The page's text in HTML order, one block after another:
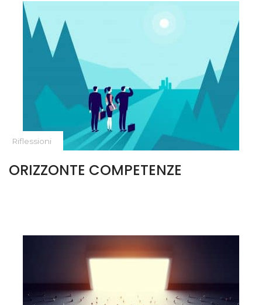
Riflessioni
ORIZZONTE COMPETENZE